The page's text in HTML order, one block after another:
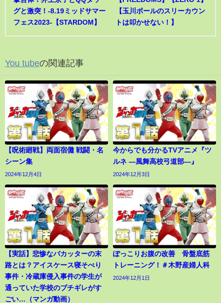
グと激突！-8.19ミッドサマー
フェス2023-【STARDOM】
【玉川ボールのスリーカウン
トは叩かせない！】
You tubeの関連記事
【呪術廻戦】両面宿儺 戦闘・名
シーン集
2024年12月4日
今からでも分かるTVアニメ『ツ
ルネ ―風舞高校弓道部―』
2024年12月3日
【実話】悲惨なバカッターの末
路とは？アイスケース寝そべり
事件・冷蔵庫侵入事件の学生が
通っていた学校のブチギレがす
ごい…（マンガ動画）
ぽっこりお腹の改善 骨盤底筋
トレーニング！＃木野産婦人科
2024年12月1日